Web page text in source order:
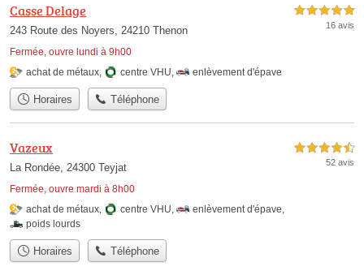
Casse Delage
243 Route des Noyers, 24210 Thenon
Fermée, ouvre lundi à 9h00
5,0 étoiles sur 5
16 avis
achat de métaux centre VHU enlèvement d'épave
Horaires Téléphone
Vazeux
La Rondée, 24300 Teyjat
Fermée, ouvre mardi à 8h00
4,5 étoiles sur 5
52 avis
achat de métaux, centre VHU, enlèvement d'épave,
poids lourds
Horaires Téléphone